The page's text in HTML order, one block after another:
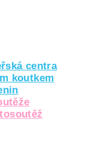
centra
koutkem